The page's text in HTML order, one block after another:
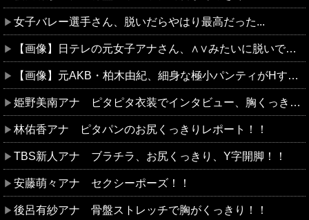
女子バレー選手さん、脱いだらやはり最高だった...
【画像】日テレの元女子アナさん、∧∨みたいに脱いでしまう
【画像】元AKB・柏木由紀、細身な極小パンティがHすぎる
姫野美南アナ ピタピタ衣装でインタビュー、胸くっきり！！【GIF動画あり】
林佑香アナ ピタパンのお尻くっきりレポート！！
TBS新人アナ ブラチラ、お尻くっきり、Y字開脚！！
安藤萌々アナ セクシーポーズ！！
後呂有紗アナ 骨盤ストレッチで胸がくっきり！！